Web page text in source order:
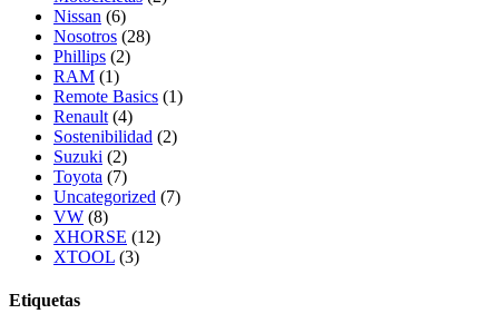
Nissan (6)
Nosotros (28)
Phillips (2)
RAM (1)
Remote Basics (1)
Renault (4)
Sostenibilidad (2)
Suzuki (2)
Toyota (7)
Uncategorized (7)
VW (8)
XHORSE (12)
XTOOL (3)
Etiquetas